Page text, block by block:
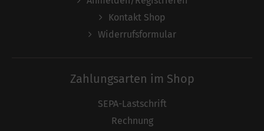
Kontakt Shop
Widerrufsformular
Zahlungsarten im Shop
SEPA-Lastschrift
Rechnung